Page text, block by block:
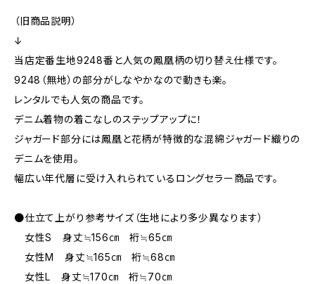
（旧商品説明）
↓
当店定番生地9248番と人気の鳳凰柄の切り替え仕様です。
9248（無地）の部分がしなやかなので動きも楽。
レンタルでも人気の商品です。
デニム着物の着こなしのステップアップに！
ジャガード部分には鳳凰と花柄が特徴的な混綿ジャガード織りの
デニムを使用。
幅広い年代層に受け入れられているロングセラー商品です。
●仕立て上がり参考サイズ（生地により多少異なります）
女性S 身丈≒156㎝ 裄≒65㎝
女性M 身丈≒165㎝ 裄≒68㎝
女性L 身丈≒170㎝ 裄≒70㎝